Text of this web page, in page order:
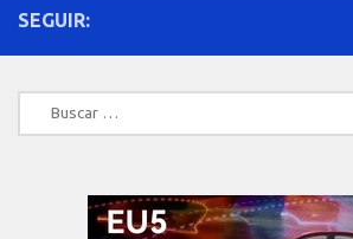
SEGUIR:
Buscar: